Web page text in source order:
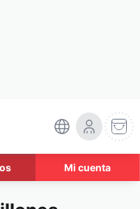
Mi cuenta